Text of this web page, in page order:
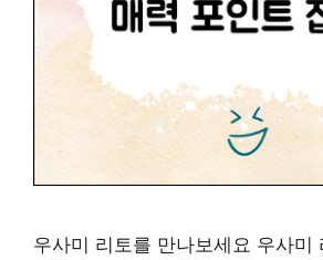
우사미 리토를 만나보세요 우사미